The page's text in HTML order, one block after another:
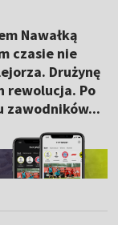
Nawałką
czasie nie
Drużynę
rewolucja. Po
zawodników...